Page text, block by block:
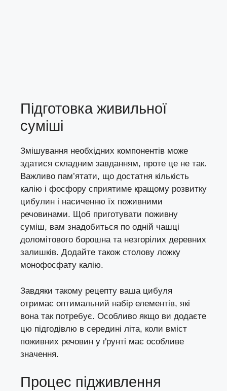
Підготовка живильної
суміші
Змішування необхідних компонентів може
здатися складним завданням, проте це не так.
Важливо пам’ятати, що достатня кількість
калію і фосфору сприятиме кращому розвитку
цибулин і насиченню їх поживними
речовинами. Щоб приготувати поживну
суміш, вам знадобиться по одній чашці
доломітового борошна та незгорілих деревних
залишків. Додайте також столову ложку
монофосфату калію.
Завдяки такому рецепту ваша цибуля
отримає оптимальний набір елементів, які
вона так потребує. Особливо якщо ви додаєте
цю підгодівлю в середині літа, коли вміст
поживних речовин у ґрунті має особливе
значення.
Процес підживлення